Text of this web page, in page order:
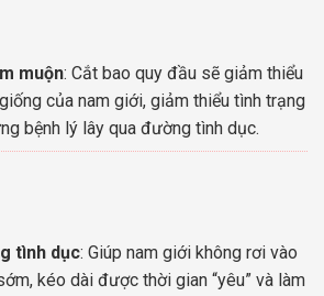
muộn: Cắt bao quy đầu sẽ giảm thiểu
của nam giới, giảm thiểu tình trạng
bệnh lý lây qua đường tình dục.
tình dục: Giúp nam giới không rơi vào
kéo dài được thời gian “yêu” và làm